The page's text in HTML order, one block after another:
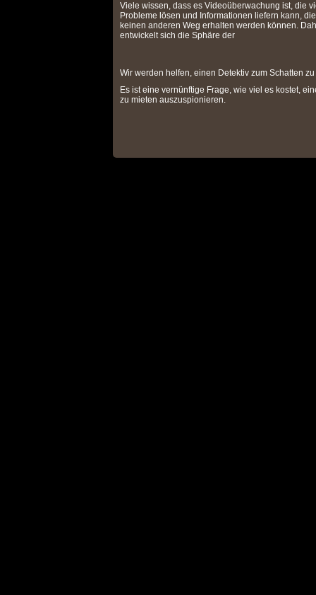
Viele wissen, dass es Videoüberwachung ist, die
Probleme lösen und Informationen liefern kann,
keinen anderen Weg erhalten werden können.
entwickelt sich die Sphäre der
Wir werden helfen, einen Detektiv zum Schatten
Es ist eine vernünftige Frage, wie viel es kostet,
zu mieten auszuspionieren.